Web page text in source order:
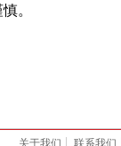
。
关于我们 联系我们